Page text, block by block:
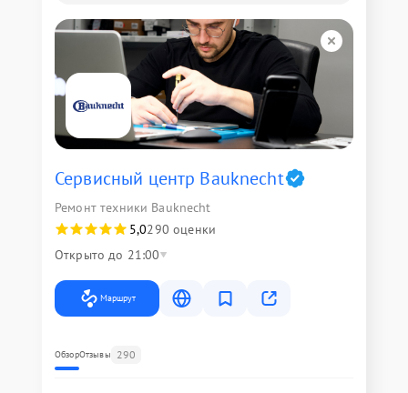
Сервисный центр Bauknecht
Ремонт техники Bauknecht
5,0290 оценки
Открыто до 21:00
Маршрут
ОбзорОтзывы 290